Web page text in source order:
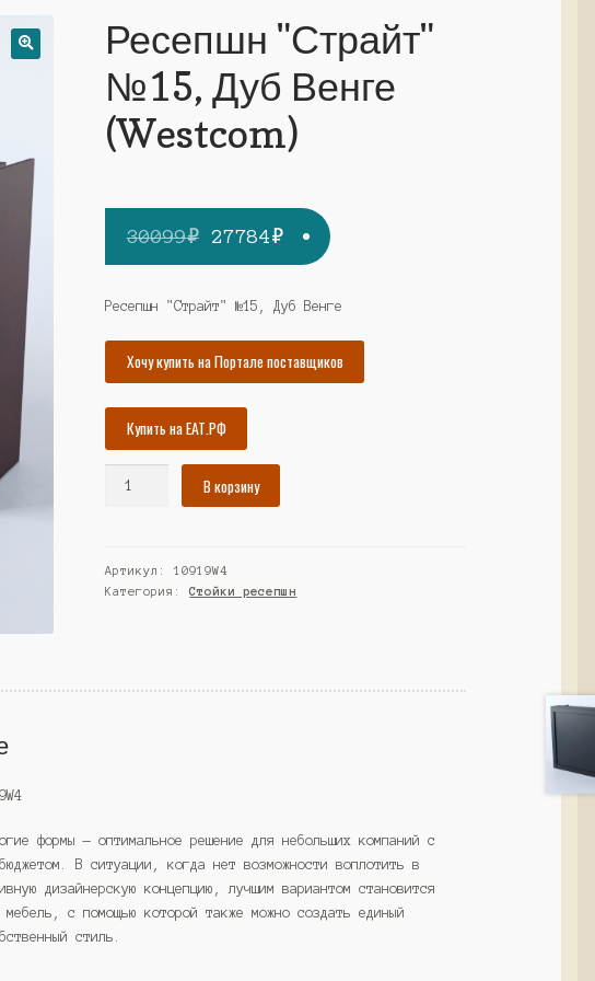
Ресепшн "Страйт"
№15, Дуб Венге
(Westcom)
30099₽ Первоначальная
цена
составляла
30099₽.
27784₽Текущая
цена:
27784₽.
Ресепшн "Страйт" №15, Дуб Венге
Хочу купить на Портале поставщиков
Купить на ЕАТ.РФ
№15,
Дуб
В корзину
Артикул:10919W4
Категория:Стойки ресепшн
формы — оптимальное решение для небольших компаний с
В ситуации, когда нет возможности воплотить в
дизайнерскую концепцию, лучшим вариантом становится
мебель, с помощью которой также можно создать единый
стиль.